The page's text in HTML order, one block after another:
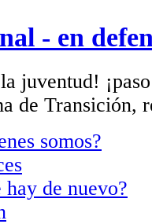
- en
la juventud!
de Transición,
somos?
hay de nuevo?